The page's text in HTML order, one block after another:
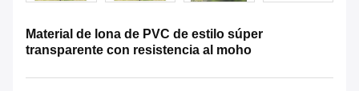
Material de lona de PVC de estilo súper
transparente con resistencia al moho